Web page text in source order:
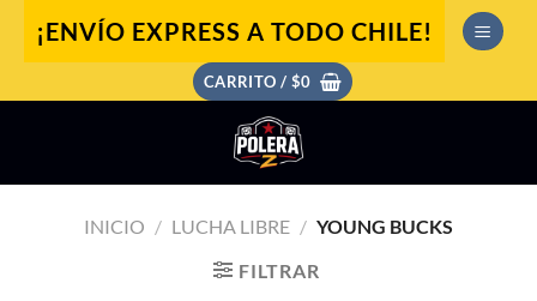
¡ENVÍO EXPRESS A TODO CHILE!
CARRITO / $0
INICIO / LUCHA LIBRE / YOUNG BUCKS
FILTRAR